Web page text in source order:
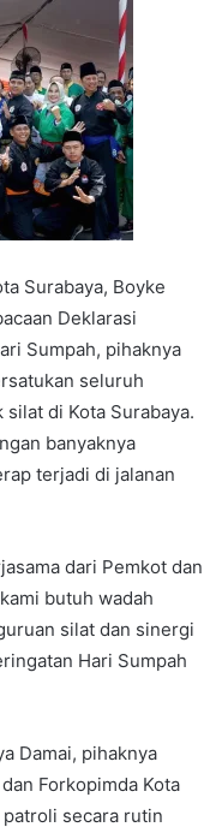
Surabaya, Boyke
Deklarasi
Sumpah, pihaknya
seluruh
di Kota Surabaya.
banyaknya
terjadi di jalanan
dari Pemkot dan
butuh wadah
silat dan sinergi
Hari Sumpah
Damai, pihaknya
Forkopimda Kota
patroli secara rutin